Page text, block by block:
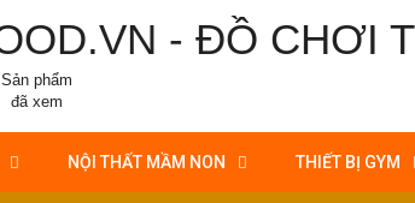
Sản phẩm
đã xem
NỘI THẤT MẦM NON THIẾT BỊ GYM